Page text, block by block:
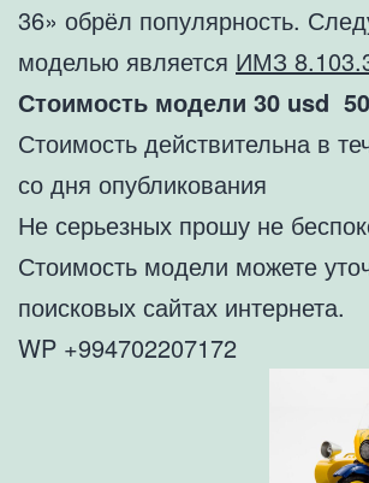
36» обрёл популярность.
моделью является ИМЗ
Стоимость модели 30 usd
Стоимость действительна в
со дня опубликования
Не серьезных прошу не
Стоимость модели можете
поисковых сайтах интернета.
WP +994702207172